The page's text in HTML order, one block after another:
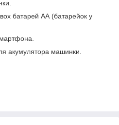
батарей АА (батарейок у
акумулятора машинки.